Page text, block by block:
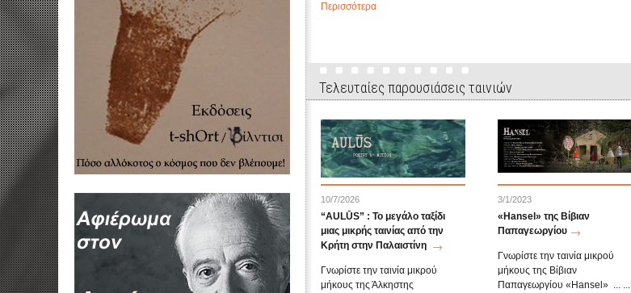
Περισσότερα
Τελευταίες παρουσιάσεις ταινιών
10/7/2026
“AULŪS” : Το μεγάλο ταξίδι
μιας μικρής ταινίας από την
Κρήτη στην Παλαιστίνη
Γνωρίστε την ταινία μικρού
μήκους της Άλκηστης
3/1/2023
«Hansel» της Βίβιαν
Παπαγεωργίου
Γνωρίστε την ταινία μικρού
μήκους της Βίβιαν
Παπαγεωργίου «Hansel» ... ...